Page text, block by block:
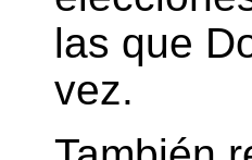
las que
vez.